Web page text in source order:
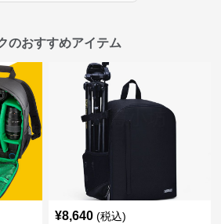
のおすすめアイテム
¥8,640 (税込)